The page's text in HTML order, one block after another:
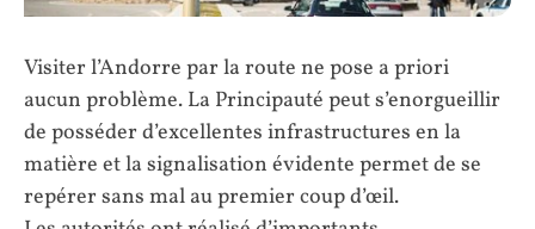
Visiter l’Andorre par la route ne pose a priori
aucun problème. La Principauté peut s’enorgueillir
de posséder d’excellentes infrastructures en la
matière et la signalisation évidente permet de se
repérer sans mal au premier coup d’œil.